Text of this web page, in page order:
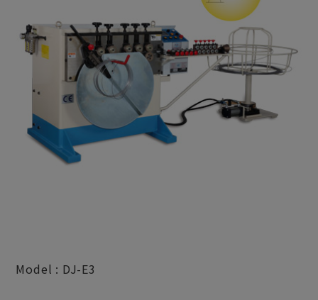
Model : DJ-E3